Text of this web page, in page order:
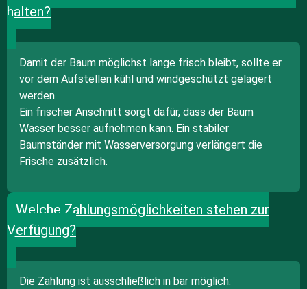
halten?
Damit der Baum möglichst lange frisch bleibt, sollte er
vor dem Aufstellen kühl und windgeschützt gelagert
werden.
Ein frischer Anschnitt sorgt dafür, dass der Baum
Wasser besser aufnehmen kann. Ein stabiler
Baumständer mit Wasserversorgung verlängert die
Frische zusätzlich.
Welche Zahlungsmöglichkeiten stehen zur
Verfügung?
Die Zahlung ist ausschließlich in bar möglich.